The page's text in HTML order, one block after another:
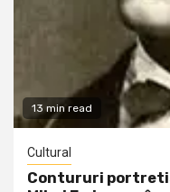
13 min read
Cultural
Contururi